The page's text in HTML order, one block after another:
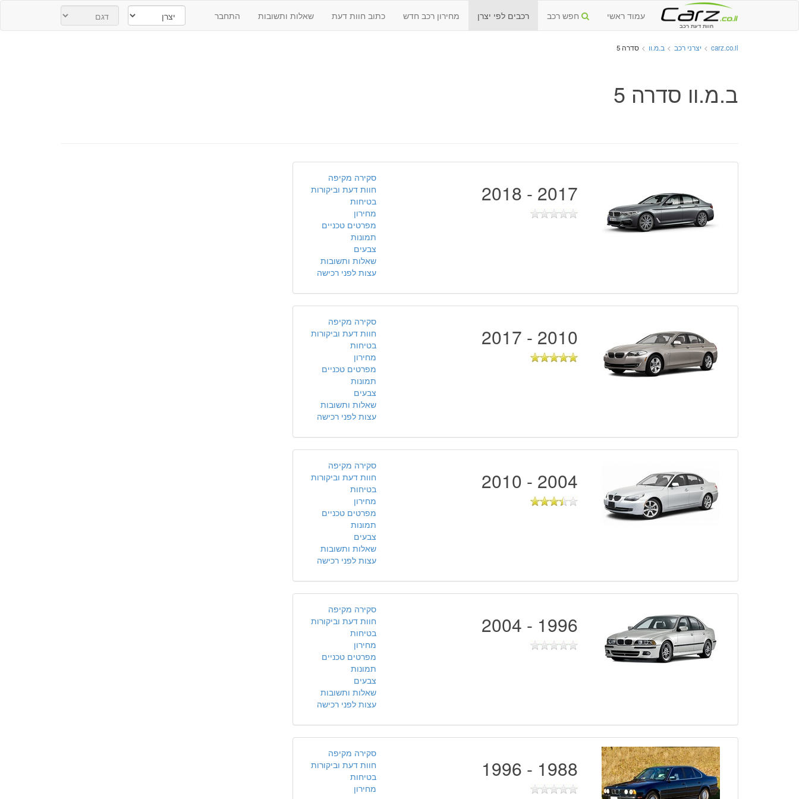
חוות דעת רכב
עמוד ראשי חפש רכב רכבים לפי יצרן מחירון רכב חדש כתוב חוות דעת שאלות ותשובות התחבר
carz.co.il
> יצרני רכב > ב.מ.וו > סדרה 5
ב.מ.וו סדרה 5
2017 - 2018
סקירה מקיפה
חוות דעת וביקורות
בטיחות
מחירון
מפרטים טכניים
תמונות
צבעים
שאלות ותשובות
עצות לפני רכישה
2010 - 2017
סקירה מקיפה
חוות דעת וביקורות
בטיחות
מחירון
מפרטים טכניים
תמונות
צבעים
שאלות ותשובות
עצות לפני רכישה
2004 - 2010
סקירה מקיפה
חוות דעת וביקורות
בטיחות
מחירון
מפרטים טכניים
תמונות
צבעים
שאלות ותשובות
עצות לפני רכישה
1996 - 2004
סקירה מקיפה
חוות דעת וביקורות
בטיחות
מחירון
מפרטים טכניים
תמונות
צבעים
שאלות ותשובות
עצות לפני רכישה
1988 - 1996
סקירה מקיפה
חוות דעת וביקורות
בטיחות
מחירון